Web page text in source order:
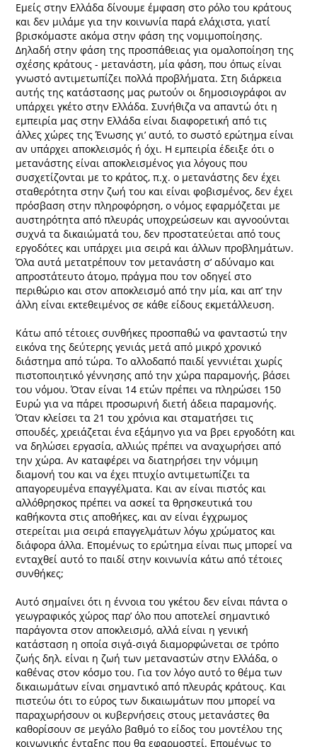
Εμείς στην Ελλάδα δίνουμε έμφαση στο ρόλο του κράτους
και δεν μιλάμε για την κοινωνία παρά ελάχιστα, γιατί
βρισκόμαστε ακόμα στην φάση της νομιμοποίησης.
Δηλαδή στην φάση της προσπάθειας για ομαλοποίηση της
σχέσης κράτους - μετανάστη, μία φάση, που όπως είναι
γνωστό αντιμετωπίζει πολλά προβλήματα. Στη διάρκεια
αυτής της κατάστασης μας ρωτούν οι δημοσιογράφοι αν
υπάρχει γκέτο στην Ελλάδα. Συνήθιζα να απαντώ ότι η
εμπειρία μας στην Ελλάδα είναι διαφορετική από τις
άλλες χώρες της Ένωσης γι’ αυτό, το σωστό ερώτημα είναι
αν υπάρχει αποκλεισμός ή όχι. Η εμπειρία έδειξε ότι ο
μετανάστης είναι αποκλεισμένος για λόγους που
συσχετίζονται με το κράτος, π.χ. ο μετανάστης δεν έχει
σταθερότητα στην ζωή του και είναι φοβισμένος, δεν έχει
πρόσβαση στην πληροφόρηση, ο νόμος εφαρμόζεται με
αυστηρότητα από πλευράς υποχρεώσεων και αγνοούνται
συχνά τα δικαιώματά του, δεν προστατεύεται από τους
εργοδότες και υπάρχει μια σειρά και άλλων προβλημάτων.
Όλα αυτά μετατρέπουν τον μετανάστη σ’ αδύναμο και
απροστάτευτο άτομο, πράγμα που τον οδηγεί στο
περιθώριο και στον αποκλεισμό από την μία, και απ’ την
άλλη είναι εκτεθειμένος σε κάθε είδους εκμετάλλευση.
Κάτω από τέτοιες συνθήκες προσπαθώ να φανταστώ την
εικόνα της δεύτερης γενιάς μετά από μικρό χρονικό
διάστημα από τώρα. Το αλλοδαπό παιδί γεννιέται χωρίς
πιστοποιητικό γέννησης από την χώρα παραμονής, βάσει
του νόμου. Όταν είναι 14 ετών πρέπει να πληρώσει 150
Ευρώ για να πάρει προσωρινή διετή άδεια παραμονής.
Όταν κλείσει τα 21 του χρόνια και σταματήσει τις
σπουδές, χρειάζεται ένα εξάμηνο για να βρει εργοδότη και
να δηλώσει εργασία, αλλιώς πρέπει να αναχωρήσει από
την χώρα. Αν καταφέρει να διατηρήσει την νόμιμη
διαμονή του και να έχει πτυχίο αντιμετωπίζει τα
απαγορευμένα επαγγέλματα. Και αν είναι πιστός και
αλλόθρησκος πρέπει να ασκεί τα θρησκευτικά του
καθήκοντα στις αποθήκες, και αν είναι έγχρωμος
στερείται μια σειρά επαγγελμάτων λόγω χρώματος και
διάφορα άλλα. Επομένως το ερώτημα είναι πως μπορεί να
ενταχθεί αυτό το παιδί στην κοινωνία κάτω από τέτοιες
συνθήκες;
Αυτό σημαίνει ότι η έννοια του γκέτου δεν είναι πάντα ο
γεωγραφικός χώρος παρ’ όλο που αποτελεί σημαντικό
παράγοντα στον αποκλεισμό, αλλά είναι η γενική
κατάσταση η οποία σιγά-σιγά διαμορφώνεται σε τρόπο
ζωής δηλ. είναι η ζωή των μεταναστών στην Ελλάδα, ο
καθένας στον κόσμο του. Για τον λόγο αυτό το θέμα των
δικαιωμάτων είναι σημαντικό από πλευράς κράτους. Και
πιστεύω ότι το εύρος των δικαιωμάτων που μπορεί να
παραχωρήσουν οι κυβερνήσεις στους μετανάστες θα
καθορίσουν σε μεγάλο βαθμό το είδος του μοντέλου της
κοινωνικής ένταξης που θα εφαρμοστεί. Επομένως το